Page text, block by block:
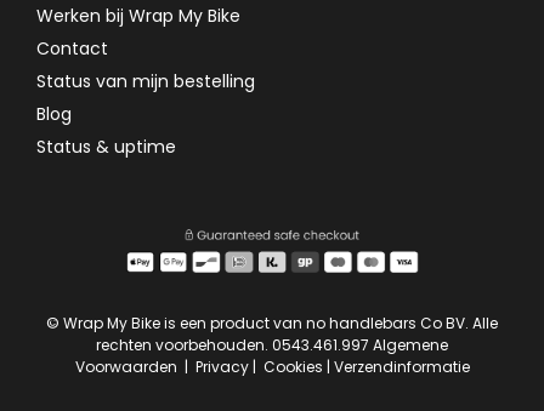
Werken bij Wrap My Bike
Contact
Status van mijn bestelling
Blog
Status & uptime
© Wrap My Bike is een product van no handlebars Co BV. Alle
rechten voorbehouden. 0543.461.997 Algemene
Voorwaarden | Privacy| Cookies | Verzendinformatie